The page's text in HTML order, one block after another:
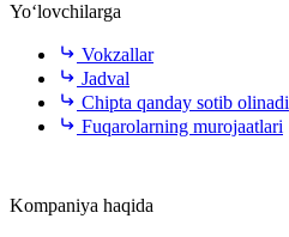
Yo‘lovchilarga
Vokzallar
Jadval
Chipta qanday sotib olinadi
Fuqarolarning murojaatlari
Kompaniya haqida